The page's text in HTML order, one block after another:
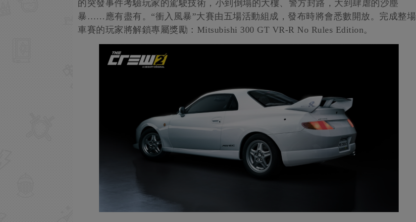
的突發事件考驗玩家的駕駛技術，小到倒塌的大樓、警方封路，大到肆虐的沙塵
暴……應有盡有。“衝入風暴”大賽由五場活動組成，發布時將會悉數開放。完成整場
車賽的玩家將解鎖專屬獎勵：Mitsubishi 300 GT VR-R No Rules Edition。